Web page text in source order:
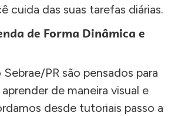
cuida das suas tarefas diárias.
de Forma Dinâmica e
Sebrae/PR são pensados para
de maneira visual e
desde tutoriais passo a